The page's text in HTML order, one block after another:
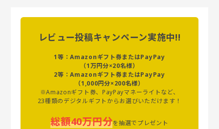
レビュー投稿キャンペーン実施中!!
1等：Amazonギフト券またはPayPay
（1万円分×20名様）
2等：Amazonギフト券またはPayPay
（1,000円分×200名様）
※Amazonギフト券、PayPayマネーライトなど、
23種類のデジタルギフトからお選びいただけます！
総額40万円分を抽選でプレゼント